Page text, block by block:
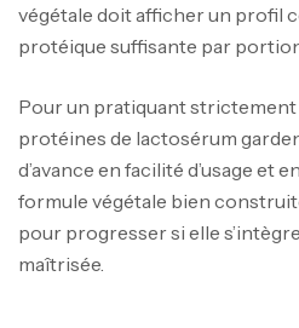
végétale doit afficher un profil
protéique suffisante par
Pour un pratiquant
protéines de lactosérum
d’avance en facilité d’usage et
formule végétale bien
pour progresser si elle
maîtrisée.